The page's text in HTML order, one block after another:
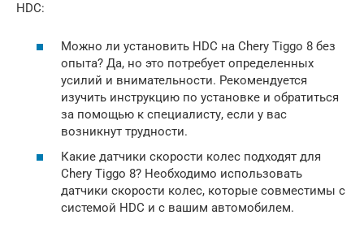
HDC:
Можно ли установить HDC на Chery Tiggo 8 без
опыта? Да, но это потребует определенных
усилий и внимательности. Рекомендуется
изучить инструкцию по установке и обратиться
за помощью к специалисту, если у вас
возникнут трудности.
Какие датчики скорости колес подходят для
Chery Tiggo 8? Необходимо использовать
датчики скорости колес, которые совместимы с
системой HDC и с вашим автомобилем.